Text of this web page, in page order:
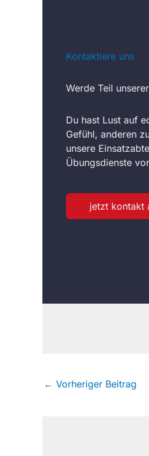
Kontaktiere uns
Werde Teil
Du hast Lust auf
Gefühl, anderen
unsere
Übungsdienste
jetzt kontakt
← Vorheriger Beitrag